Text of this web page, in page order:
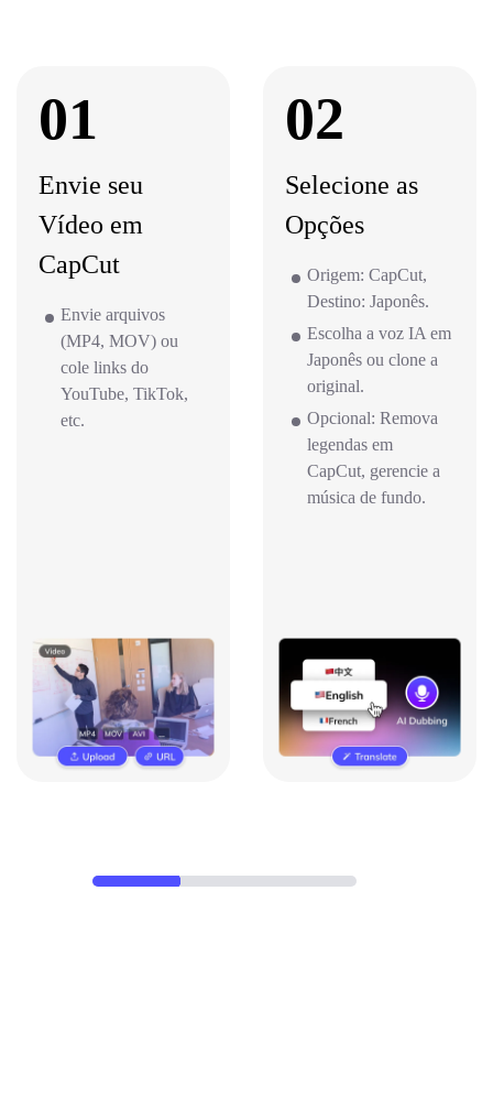
01
Envie seu
Vídeo em
CapCut
Envie arquivos
(MP4, MOV) ou
cole links do
YouTube, TikTok,
etc.
02
Selecione as
Opções
Origem: CapCut,
Destino: Japonês.
Escolha a voz IA em
Japonês ou clone a
original.
Opcional: Remova
legendas em
CapCut, gerencie a
música de fundo.